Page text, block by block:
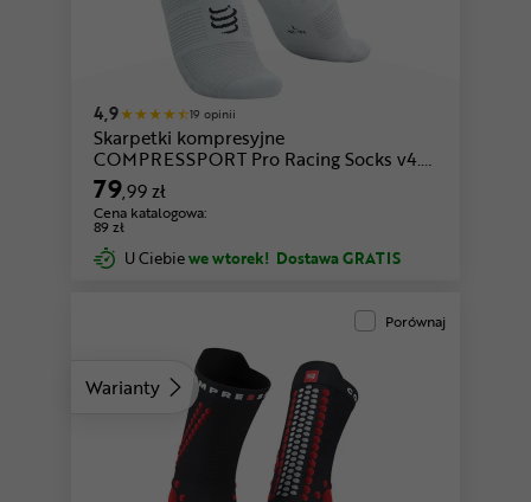
zielony-biały
4,9 19 opinii
Skarpetki kompresyjne
COMPRESSPORT Pro Racing Socks v4.0
Bike
79,99 zł
Cena katalogowa:
89 zł
U Ciebiewe wtorek! Dostawa GRATIS
Warianty
Porównaj